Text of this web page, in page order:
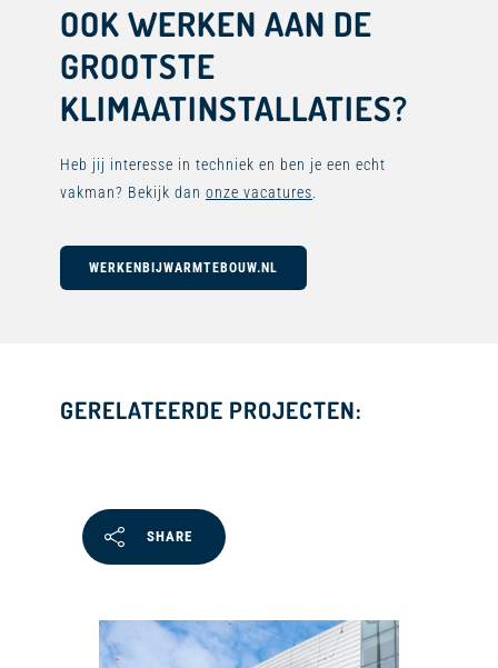
OOK WERKEN AAN DE
GROOTSTE
KLIMAATINSTALLATIES?
Heb jij interesse in techniek en ben je een echt
vakman? Bekijk dan onze vacatures
WERKENBIJWARMTEBOUW.NL
GERELATEERDE PROJECTEN:
SHARE